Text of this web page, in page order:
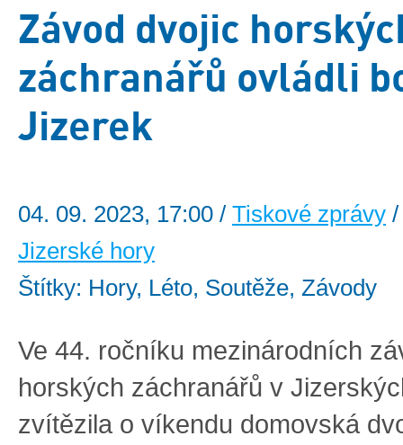
Závod dvojic
záchranářů ovládli
Jizerek
04. 09. 2023, 17:00 / Tiskové zprávy
Jizerské hory
Štítky: Hory, Léto, Soutěže, Závody
Ve 44. ročníku mezinárodních
horských záchranářů v
zvítězila o víkendu domovská